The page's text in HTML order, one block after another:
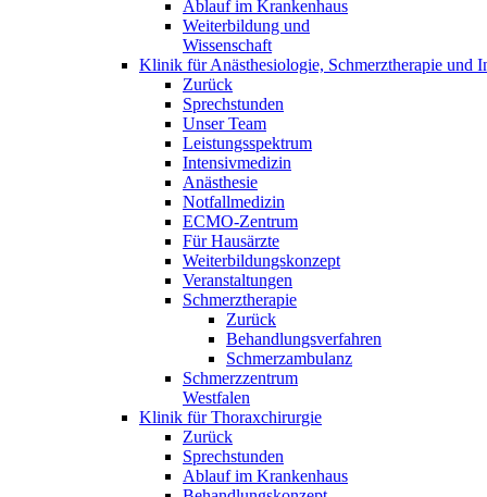
Ablauf im Krankenhaus
Weiterbildung und
Wissenschaft
Klinik für Anästhesiologie, Schmerztherapie und
Zurück
Sprechstunden
Unser Team
Leistungsspektrum
Intensivmedizin
Anästhesie
Notfallmedizin
ECMO-Zentrum
Für Hausärzte
Weiterbildungskonzept
Veranstaltungen
Schmerztherapie
Zurück
Behandlungsverfahren
Schmerzambulanz
Schmerzzentrum
Westfalen
Klinik für Thoraxchirurgie
Zurück
Sprechstunden
Ablauf im Krankenhaus